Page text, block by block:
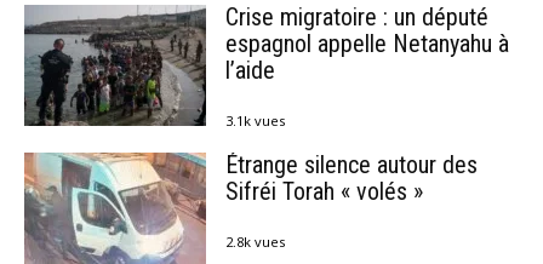
Crise migratoire : un député
espagnol appelle Netanyahu à
l’aide
3.1k vues
Étrange silence autour des
Sifréi Torah « volés »
2.8k vues